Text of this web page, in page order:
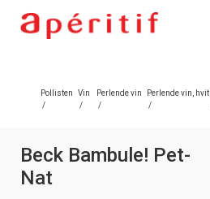
Pollisten
/
Vin
/
Perlende vin
/
Perlende vin, hvit
/
Beck Bambule! Pet-
Nat